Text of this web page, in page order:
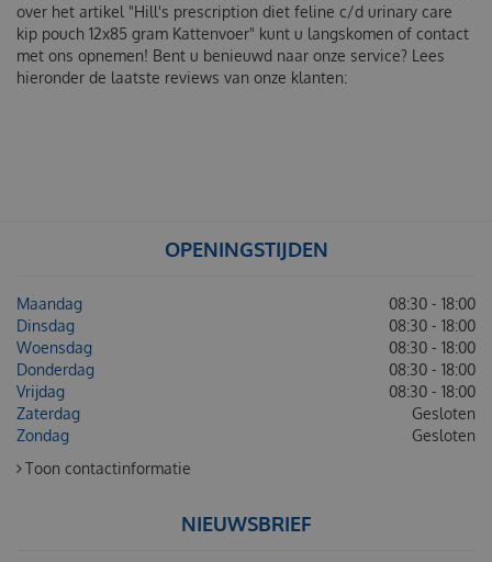
over het artikel "Hill's prescription diet feline c/d urinary care
kip pouch 12x85 gram Kattenvoer" kunt u langskomen of contact
met ons opnemen! Bent u benieuwd naar onze service? Lees
hieronder de laatste reviews van onze klanten:
OPENINGSTIJDEN
Maandag
08:30 - 18:00
Dinsdag
08:30 - 18:00
Woensdag
08:30 - 18:00
Donderdag
08:30 - 18:00
Vrijdag
08:30 - 18:00
Zaterdag
Gesloten
Zondag
Gesloten
Toon contactinformatie
NIEUWSBRIEF